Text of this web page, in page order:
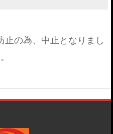
止の為、中止となりまし